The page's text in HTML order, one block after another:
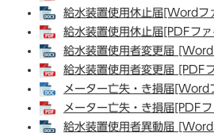
給水装置使用休止届[Wordフ
給水装置使用休止届[PDFフ
給水装置使用者変更届 [Word
給水装置使用者変更届 [PDF
メーター亡失・き損届[Word
メーター亡失・き損届[PDF
給水装置使用者異動届 [Word